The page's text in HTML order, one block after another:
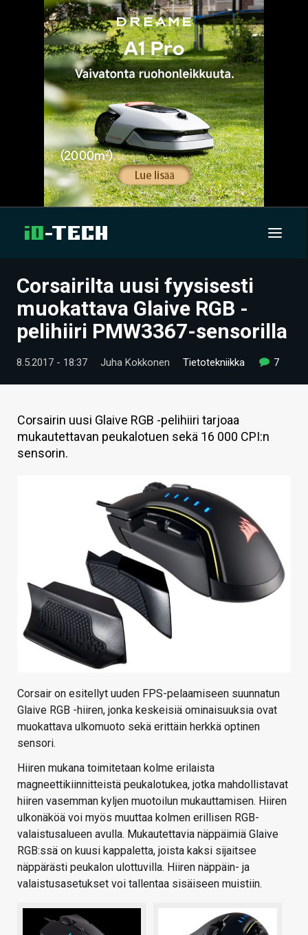
UUTISET
ARTIKKELIT
VIDEOT
TECHBBS
TIETOA
HINTA.FI
Corsairilta uusi fyysisesti
muokattava Glaive RGB -
pelihiiri PMW3367-sensorilla
8.5.2017 - 18:37 Juha Kokkonen Tietotekniikka 7
Corsairin uusi Glaive RGB -pelihiiri tarjoaa
mukautettavan peukalotuen sekä 16 000 CPI:n
sensorin.
Corsair on esitellyt uuden FPS-pelaamiseen suunnatun
Glaive RGB -hiiren, jonka keskeisiä ominaisuuksia ovat
muokattava ulkomuoto sekä erittäin herkkä optinen
sensori.
Hiiren mukana toimitetaan kolme erilaista
magneettikiinnitteistä peukalotukea, jotka mahdollistavat
hiiren vasemman kyljen muotoilun mukauttamisen. Hiiren
ulkonäköä voi myös muuttaa kolmen erillisen RGB-
valaistusalueen avulla. Mukautettavia näppäimiä Glaive
RGB:ssä on kuusi kappaletta, joista kaksi sijaitsee
näppärästi peukalon ulottuvilla. Hiiren näppäin- ja
valaistusasetukset voi tallentaa sisäiseen muistiin.